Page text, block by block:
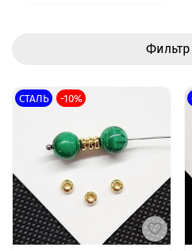
СТАЛЬ -10%
Фильтр